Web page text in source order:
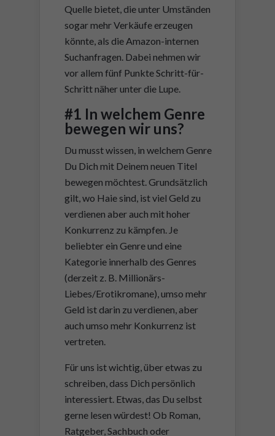
Quelle bietet, die unter Umständen
sogar mehr Verkäufe erzeugen
könnte, als die Amazon-internen
Suchanfragen. Dabei nehmen wir
vor allem fünf Punkte Schritt-für-
Schritt näher unter die Lupe.
#1 In welchem Genre
bewegen wir uns?
Du musst wissen, in welchem Genre
Du Dich mit Deinem neuen Titel
bewegen möchtest. Grundsätzlich
gilt, wo Haie sind, ist viel Geld zu
verdienen aber auch mit hoher
Konkurrenz zu kämpfen. Je
beliebter ein Genre und eine
Kategorie innerhalb des Genres
(derzeit z. B. Millionärs-
Liebes/Erotikromane), umso mehr
Geld ist darin zu verdienen, aber
auch umso mehr Konkurrenz ist
vertreten.
Für uns ist wichtig, über etwas zu
schreiben, dass Dich persönlich
interessiert. Etwas, das Du selbst
gerne lesen würdest! Ob Roman,
Ratgeber, Sachbuch oder